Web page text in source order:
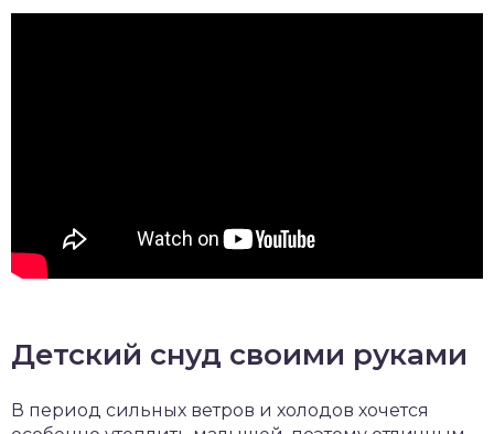
Детский снуд своими руками
В период сильных ветров и холодов хочется